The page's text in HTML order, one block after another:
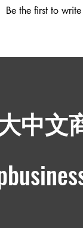
Be the first to
中文